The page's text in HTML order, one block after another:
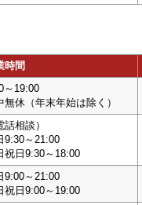
時間
～19:00
無休（年末年始は除く）
話相談）
9:30～21:00
祝日9:30～18:00
9:00～21:00
祝日9:00～19:00